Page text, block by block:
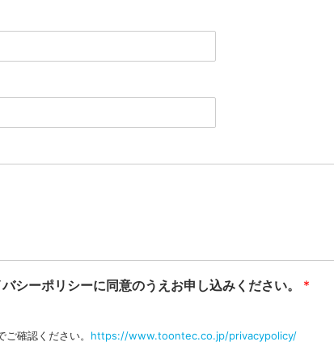
シーポリシーに同意のうえお申し込みください。 *
確認ください。 https://www.toontec.co.jp/privacypolicy/